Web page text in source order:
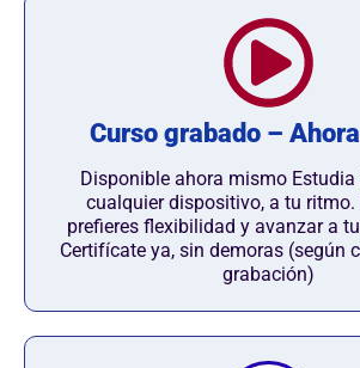
Curso grabado –
Disponible ahora mismo
cualquier dispositivo, a tu ritmo.
prefieres flexibilidad y avanzar a
Certifícate ya, sin demoras (según
grabación)